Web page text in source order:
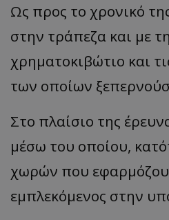
Ως προς το χρονικό
στην τράπεζα και με
χρηματοκιβώτιο και
των οποίων
Στο πλαίσιο της
μέσω του οποίου,
χωρών που
εμπλεκόμενος στην